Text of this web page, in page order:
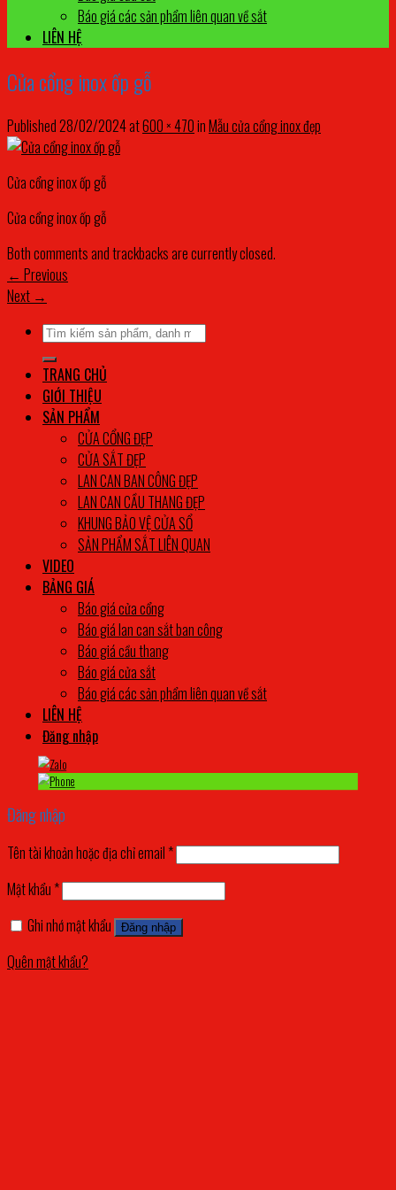
Báo giá các sản phẩm liên quan về sắt
LIÊN HỆ
Cửa cổng inox ốp gỗ
Published28/02/2024at600 × 470inMẫu cửa cổng inox đẹp
Cửa cổng inox ốp gỗ
Cửa cổng inox ốp gỗ
Both comments and trackbacks are currently closed.
← Previous
Next →
Tìm
kiếm:
TRANG CHỦ
GIỚI THIỆU
SẢN PHẨM
CỬA CỔNG ĐẸP
CỬA SẮT ĐẸP
LAN CAN BAN CÔNG ĐẸP
LAN CAN CẦU THANG ĐẸP
KHUNG BẢO VỆ CỬA SỔ
SẢN PHẨM SẮT LIÊN QUAN
VIDEO
BẢNG GIÁ
Báo giá cửa cổng
Báo giá lan can sắt ban công
Báo giá cầu thang
Báo giá cửa sắt
Báo giá các sản phẩm liên quan về sắt
LIÊN HỆ
Đăng nhập
Đăng nhập
Tên tài khoản hoặc địa chỉ email *
Mật khẩu *
Ghi nhớ mật khẩu
Đăng nhập
Quên mật khẩu?